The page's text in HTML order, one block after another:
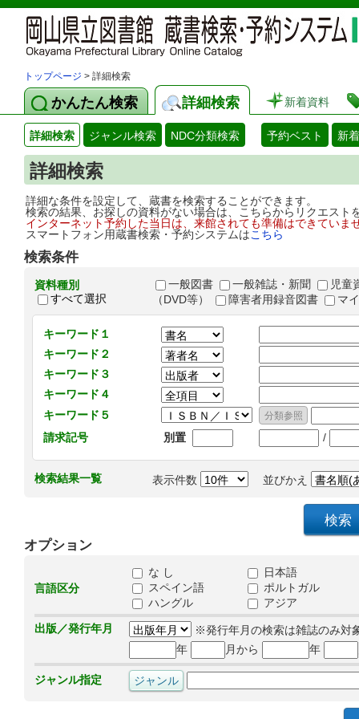
トップページ > 詳細検索
かんたん検索 詳細検索 新着資料
詳細検索 ジャンル検索 NDC分類検索 予約ベスト 新
詳細検索
詳細な条件を設定して、蔵書を検索することができます。
検索の結果、お探しの資料がない場合は、こちらからリクエス
インターネット予約した当日は、来館されても準備はできてい
スマートフォン用蔵書検索・予約システムはこちら
検索条件
資料種別
すべて選択
一般図書 一般雑誌・新聞
児童
（DVD等）
障害者用録音図書 マ
キーワード１
キーワード２
キーワード３
キーワード４
キーワード５
請求記号
別置 /
検索結果一覧 表示件数 並びかえ
オプション
言語区分
な し
日本語
スペイン語
ポルトガル
ハングル
アジア
出版／発行年月
※発行年月の検索は雑誌のみ対
年
月から 年
ジャンル指定